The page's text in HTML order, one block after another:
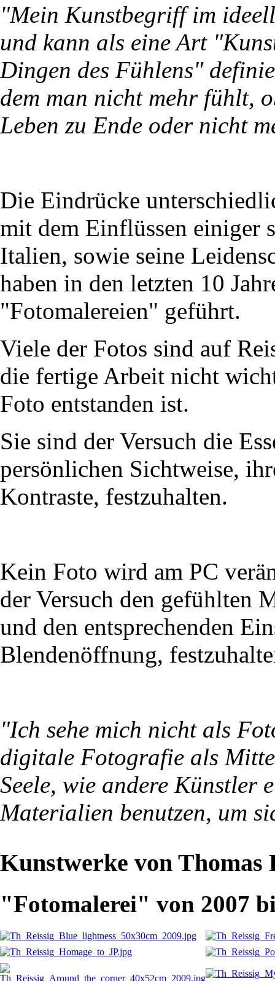
"Mein Kunstbegriff im
und kann als eine Art
Dingen des Fühlens"
dem man nicht mehr fühlt,
Leben zu Ende oder nicht
Die Eindrücke
mit dem Einflüssen einiger
Italien, sowie seine
haben in den letzten 10
"Fotomalereien" geführt.
Viele der Fotos sind auf
die fertige Arbeit nicht
Foto entstanden ist.
Sie sind der Versuch die
persönlichen Sichtweise,
Kontraste, festzuhalten.
Kein Foto wird am PC
der Versuch den gefühlten
und den entsprechenden
Blendenöffnung,
"Ich sehe mich nicht als
digitale Fotografie als
Seele, wie andere Künstler
Materialien benutzen, um
Kunstwerke von Thomas
"Fotomalerei" von 2007